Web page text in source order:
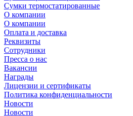
Сумки термостатированные
О компании
О компании
Оплата и доставка
Реквизиты
Сотрудники
Пресса о нас
Вакансии
Награды
Лицензии и сертификаты
Политика конфиденциальности
Новости
Новости